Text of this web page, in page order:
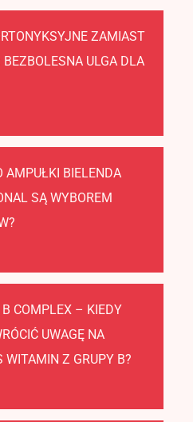
ZAMIAST
BEZBOLESNA ULGA DLA
AMPUŁKI BIELENDA
SĄ WYBOREM
COMPLEX – KIEDY
UWAGĘ NA
WITAMIN Z GRUPY B?